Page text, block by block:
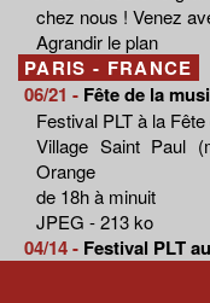
chez nous ! Venez
Agrandir le plan
PARIS - FRANCE
06/21 - Fête de la
Festival PLT à la
Village Saint Paul
Orange
de 18h à minuit
JPEG - 213 ko
04/14 - Festival PLT